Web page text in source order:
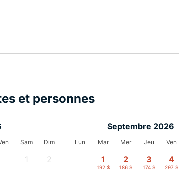
et personnes
Sam Dim
1 2
Septembre 2026
Lun Mar Mer Jeu Ven
1
192 $
2
186 $
3
174 $
4
297 $